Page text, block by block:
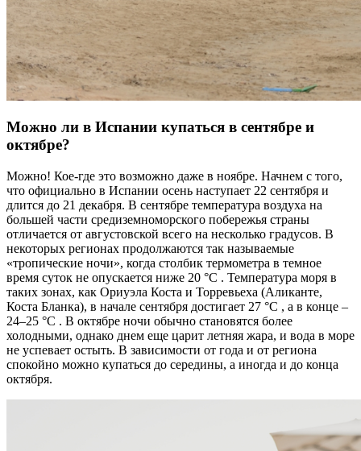
Можно ли в Испании купаться в сентябре и
октябре?
Можно! Кое-где это возможно даже в ноябре. Начнем с того,
что официально в Испании осень наступает 22 сентября и
длится до 21 декабря. В сентябре температура воздуха на
большей части средиземноморского побережья страны
отличается от августовской всего на несколько градусов. В
некоторых регионах продолжаются так называемые
«тропические ночи», когда столбик термометра в темное
время суток не опускается ниже 20 °C . Температура моря в
таких зонах, как Ориуэла Коста и Торревьеха (Аликанте,
Коста Бланка), в начале сентября достигает 27 °C , а в конце –
24–25 °C . В октябре ночи обычно становятся более
холодными, однако днем еще царит летняя жара, и вода в море
не успевает остыть. В зависимости от года и от региона
спокойно можно купаться до середины, а иногда и до конца
октября.